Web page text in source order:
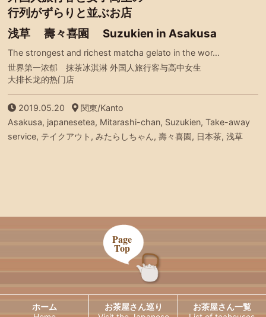
行列がずらりと並ぶお店
浅草 壽々喜園 Suzukien in Asakusa
The strongest and richest matcha gelato in the wor…
世界第一浓郁 抹茶冰淇淋 外国人旅行客与高中女生
大排长龙的热门店
2019.05.20
関東/Kanto
Asakusa, japanesetea, Mitarashi-chan, Suzukien, Take-away
service, テイクアウト, みたらしちゃん, 壽々喜園, 日本茶, 浅草
ホーム
お茶屋さん巡り
お茶屋さん一覧
Page
Top